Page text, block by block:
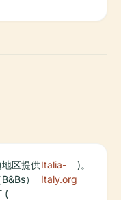
地区提供
）
(
Italia-
Italy.org
)。